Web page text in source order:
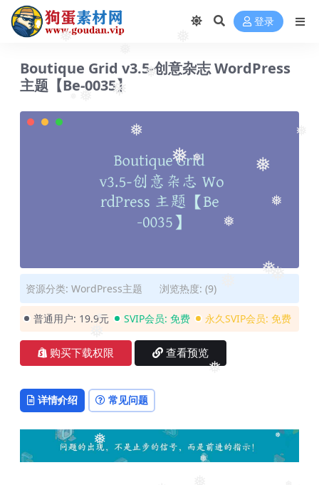
❅
❅
❅
❅ ❅
❅
❅
❅
❅ ❅
❅
❅
❅
登录
Boutique Grid v3.5-创意杂志 WordPress
主题【Be-0035】
资源分类: WordPress主题 浏览热度: (9)
普通用户: 19.9元 SVIP会员: 免费 永久SVIP会员: 免费
购买下载权限 查看预览
详情介绍 常见问题